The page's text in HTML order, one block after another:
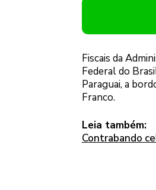
Fiscais da
Federal do
Paraguai, a
Franco.
Leia também:
Contrabando